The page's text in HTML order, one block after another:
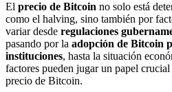
El precio de Bitcoin no solo está
como el halving, sino también por
variar desde regulaciones
pasando por la adopción de Bitcoin
instituciones, hasta la situación
factores pueden jugar un papel
precio de Bitcoin.